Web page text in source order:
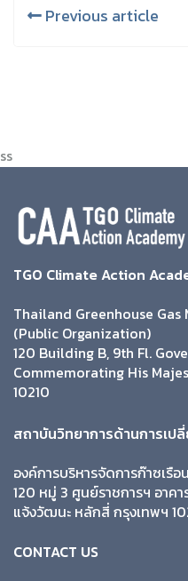
Previous article
ss
TGO Climate Action
Thailand Greenhouse
(Public Organization)
120 Building B, 9th Fl.
Commemorating His
10210
สถาบันวิทยาการด้านการเ
องค์การบริหารจัดการก๊าซเรื
120 หมู่ 3 ศูนย์ราชการฯ อาค
แจ้งวัฒนะ หลักสี่ กรุงเทพฯ
CONTACT US